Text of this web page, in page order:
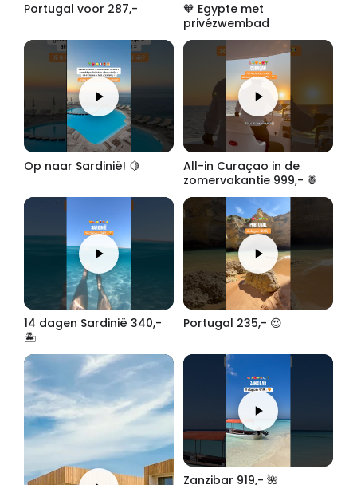
Portugal voor 287,-
🧡 Egypte met
privézwembad
Op naar Sardinië! 🍋
All-in Curaçao in de
zomervakantie 999,- 🍍
14 dagen Sardinië 340,-
🏝️
Portugal 235,- 😍
Zanzibar 919,- 🌺